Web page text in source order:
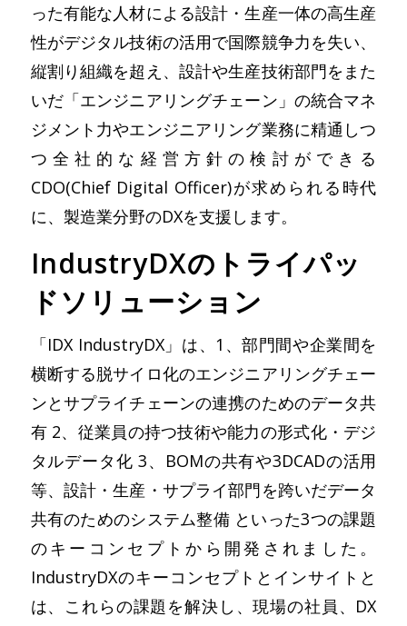
った有能な人材による設計・生産一体の高生産
性がデジタル技術の活用で国際競争力を失い、
縦割り組織を超え、設計や生産技術部門をまた
いだ「エンジニアリングチェーン」の統合マネ
ジメント力やエンジニアリング業務に精通しつ
つ全社的な経営方針の検討ができる
CDO(Chief Digital Officer)が求められる時代
に、製造業分野のDXを支援します。
IndustryDXのトライパッ
ドソリューション
「IDX IndustryDX」は、1、部門間や企業間を
横断する脱サイロ化のエンジニアリングチェー
ンとサプライチェーンの連携のためのデータ共
有 2、従業員の持つ技術や能力の形式化・デジ
タルデータ化 3、BOMの共有や3DCADの活用
等、設計・生産・サプライ部門を跨いだデータ
共有のためのシステム整備 といった3つの課題
のキーコンセプトから開発されました。
IndustryDXのキーコンセプトとインサイトと
は、これらの課題を解決し、現場の社員、DX